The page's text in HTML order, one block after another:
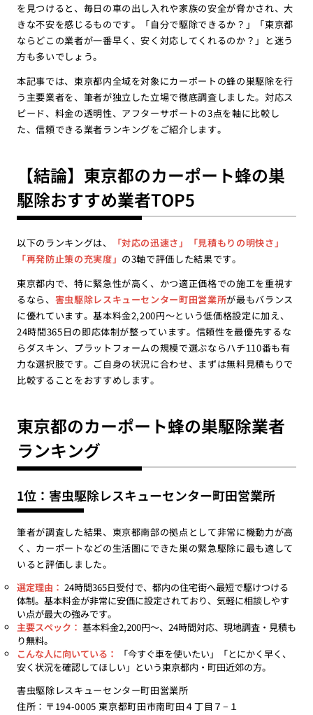
を見つけると、毎日の車の出し入れや家族の安全が脅かされ、大
きな不安を感じるものです。「自分で駆除できるか？」「東京都
ならどこの業者が一番早く、安く対応してくれるのか？」と迷う
方も多いでしょう。
本記事では、東京都内全域を対象にカーポートの蜂の巣駆除を行
う主要業者を、筆者が独立した立場で徹底調査しました。対応ス
ピード、料金の透明性、アフターサポートの3点を軸に比較し
た、信頼できる業者ランキングをご紹介します。
【結論】東京都のカーポート蜂の巣
駆除おすすめ業者TOP5
以下のランキングは、
「対応の迅速さ」「見積もりの明快さ」
「再発防止策の充実度」 の3軸で評価した結果です。
東京都内で、特に緊急性が高く、かつ適正価格での施工を重視す
るなら、 害虫駆除レスキューセンター町田営業所が最もバランス
に優れています。基本料金2,200円〜という低価格設定に加え、
24時間365日の即応体制が整っています。信頼性を最優先するな
らダスキン、プラットフォームの規模で選ぶならハチ110番も有
力な選択肢です。ご自身の状況に合わせ、まずは無料見積もりで
比較することをおすすめします。
東京都のカーポート蜂の巣駆除業者
ランキング
1位：害虫駆除レスキューセンター町田営業所
筆者が調査した結果、東京都南部の拠点として非常に機動力が高
く、カーポートなどの生活圏にできた巣の緊急駆除に最も適して
いると評価しました。
選定理由： 24時間365日受付で、都内の住宅街へ最短で駆けつける
体制。基本料金が非常に安価に設定されており、気軽に相談しやす
い点が最大の強みです。
主要スペック： 基本料金2,200円〜、24時間対応、現地調査・見積も
り無料。
こんな人に向いている：
「今すぐ車を使いたい」「とにかく早く、
安く状況を確認してほしい」という東京都内・町田近郊の方。
害虫駆除レスキューセンター町田営業所
住所：〒194-0005 東京都町田市南町田４丁目７−１